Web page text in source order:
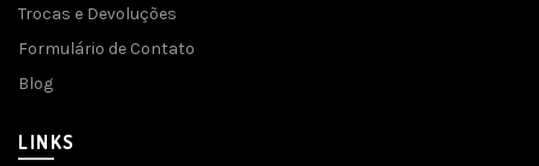
Trocas e Devoluções
Formulário de Contato
Blog
LINKS